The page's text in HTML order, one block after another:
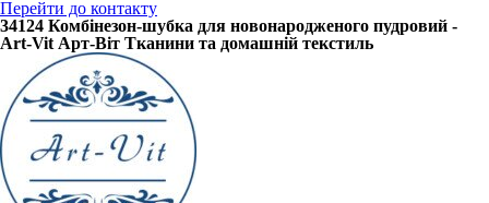
Перейти до контакту
34124 Комбінезон-шубка для новонародженого пудровий -
Art-Vit Арт-Віт Тканини та домашній текстиль